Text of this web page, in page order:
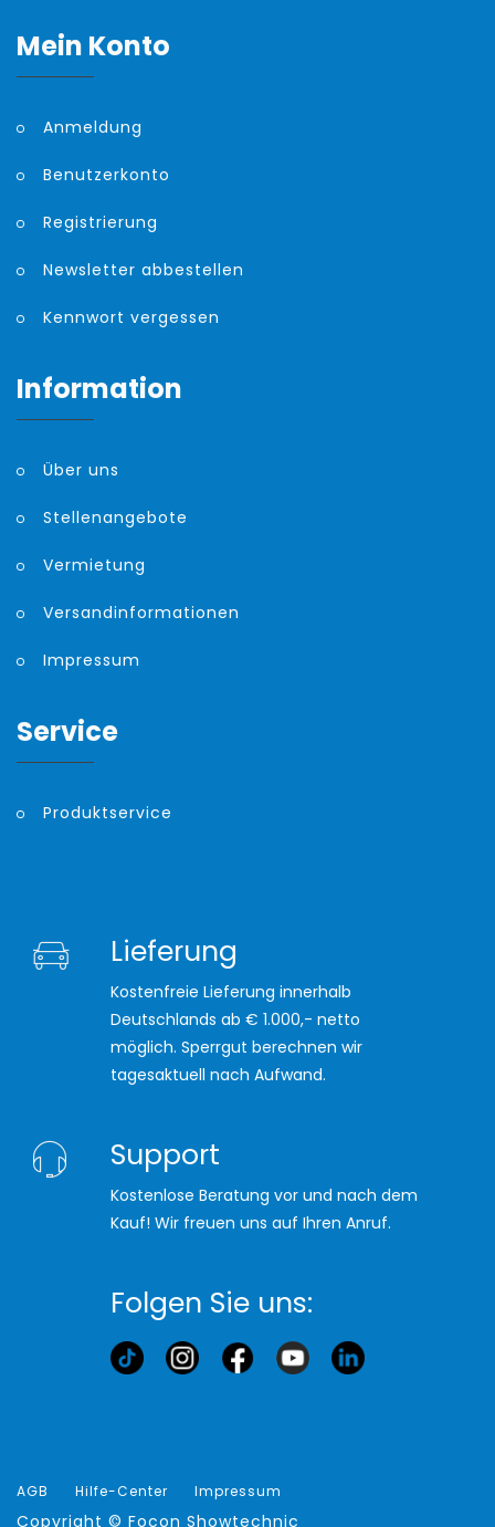
Mein Konto
Anmeldung
Benutzerkonto
Registrierung
Newsletter abbestellen
Kennwort vergessen
Information
Über uns
Stellenangebote
Vermietung
Versandinformationen
Impressum
Service
Produktservice
Lieferung
Kostenfreie Lieferung innerhalb
Deutschlands ab € 1.000,- netto
möglich. Sperrgut berechnen wir
tagesaktuell nach Aufwand.
Support
Kostenlose Beratung vor und nach dem
Kauf! Wir freuen uns auf Ihren Anruf.
Folgen Sie uns:
AGB Hilfe-Center Impressum
Copyright © Focon Showtechnic